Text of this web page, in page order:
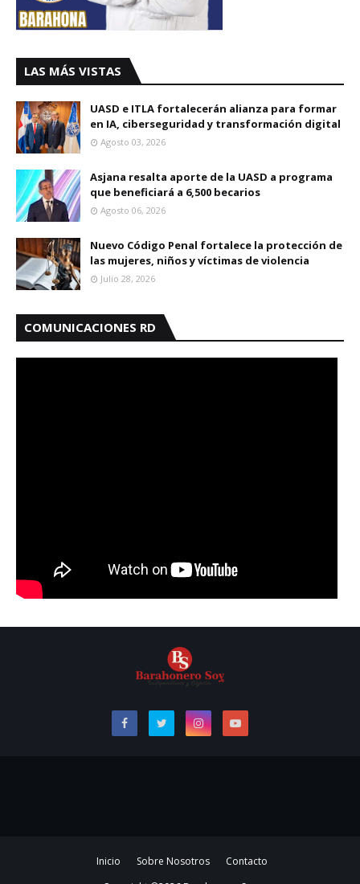
LAS MÁS VISTAS
UASD e ITLA fortalecerán alianza para formar
en IA, ciberseguridad y transformación digital
Agosto 03, 2026
Asjana resalta aporte de la UASD a programa
que beneficiará a 6,500 becarios
Agosto 06, 2026
Nuevo Código Penal fortalece la protección de
las mujeres, niños y víctimas de violencia
Julio 28, 2026
COMUNICACIONES RD
Inicio Sobre Nosotros
Contacto